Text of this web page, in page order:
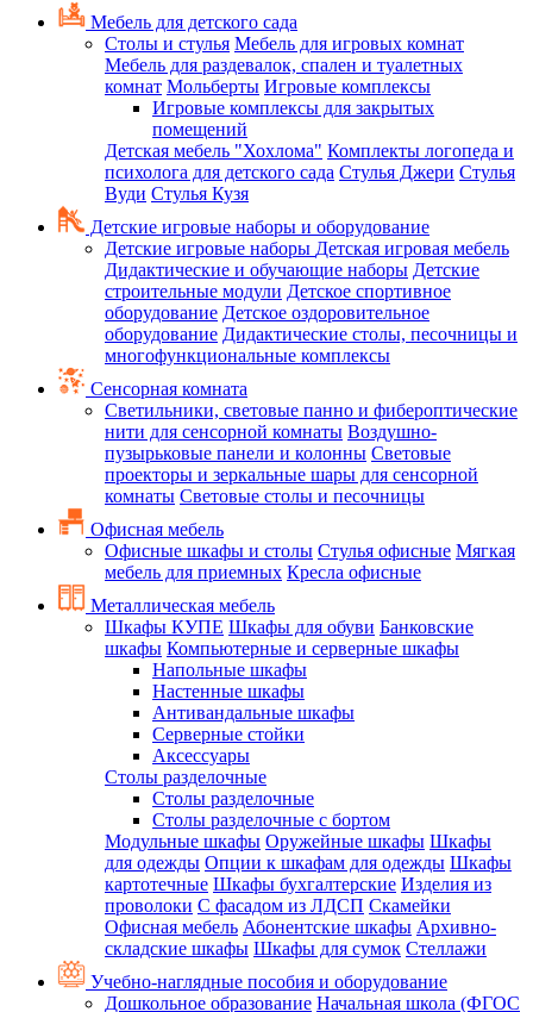
Мебель для детского сада
Столы и стулья Мебель для игровых комнат
Мебель для раздевалок, спален и туалетных
комнат Мольберты Игровые комплексы
Игровые комплексы для закрытых
помещений
Детская мебель "Хохлома" Комплекты логопеда и
психолога для детского сада Стулья Джери Стулья
Вуди Стулья Кузя
Детские игровые наборы и оборудование
Детские игровые наборы Детская игровая мебель
Дидактические и обучающие наборы Детские
строительные модули Детское спортивное
оборудование Детское оздоровительное
оборудование Дидактические столы, песочницы и
многофункциональные комплексы
Сенсорная комната
Светильники, световые панно и фибероптические
нити для сенсорной комнаты Воздушно-
пузырьковые панели и колонны Световые
проекторы и зеркальные шары для сенсорной
комнаты Световые столы и песочницы
Офисная мебель
Офисные шкафы и столы Стулья офисные Мягкая
мебель для приемных Кресла офисные
Металлическая мебель
Шкафы КУПЕ Шкафы для обуви Банковские
шкафы Компьютерные и серверные шкафы
Напольные шкафы
Настенные шкафы
Антивандальные шкафы
Серверные стойки
Аксессуары
Столы разделочные
Столы разделочные
Столы разделочные с бортом
Модульные шкафы Оружейные шкафы Шкафы
для одежды Опции к шкафам для одежды Шкафы
картотечные Шкафы бухгалтерские Изделия из
проволоки С фасадом из ЛДСП Скамейки
Офисная мебель Абонентские шкафы Архивно-
складские шкафы Шкафы для сумок Стеллажи
Учебно-наглядные пособия и оборудование
Дошкольное образование Начальная школа (ФГОС